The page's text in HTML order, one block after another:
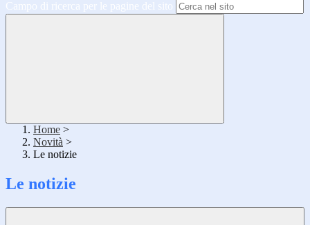
Campo di ricerca per le pagine del sito
Home >
Novità >
Le notizie
Le notizie